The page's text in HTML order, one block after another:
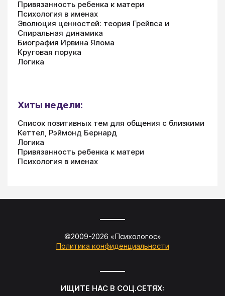
Привязанность ребенка к матери
Психология в именах
Эволюция ценностей: теория Грейвса и
Спиральная динамика
Биография Ирвина Ялома
Круговая порука
Логика
Хиты недели:
Список позитивных тем для общения с близкими
Кеттел, Рэймонд Бернард
Логика
Привязанность ребенка к матери
Психология в именах
©2009-2026 «Психологос»
Политика конфиденциальности
ИЩИТЕ НАС В СОЦ.СЕТЯХ: